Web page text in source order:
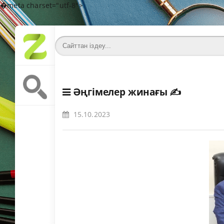
�meta charset="utf-8">
Әңгімелер жинағы ✍️
15.10.2023